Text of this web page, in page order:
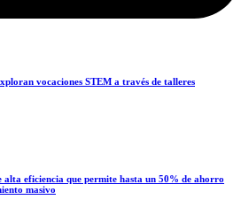
vocaciones STEM a través de talleres
eficiencia que permite hasta un 50% de ahorro
masivo